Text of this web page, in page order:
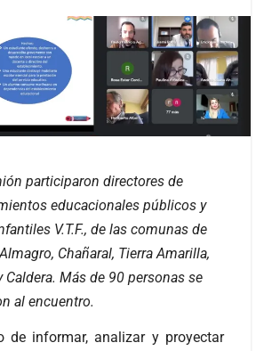
participaron directores de
educacionales públicos y
V.T.F., de las comunas de
Chañaral, Tierra Amarilla,
Caldera. Más de 90 personas se
al encuentro.
de informar, analizar y proyectar